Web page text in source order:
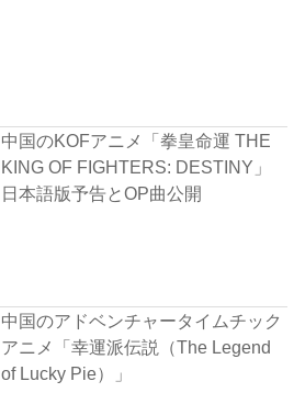
中国のKOFアニメ「拳皇命運 THE
KING OF FIGHTERS: DESTINY」
日本語版予告とOP曲公開
中国のアドベンチャータイムチック
アニメ「幸運派伝説（The Legend
of Lucky Pie）」